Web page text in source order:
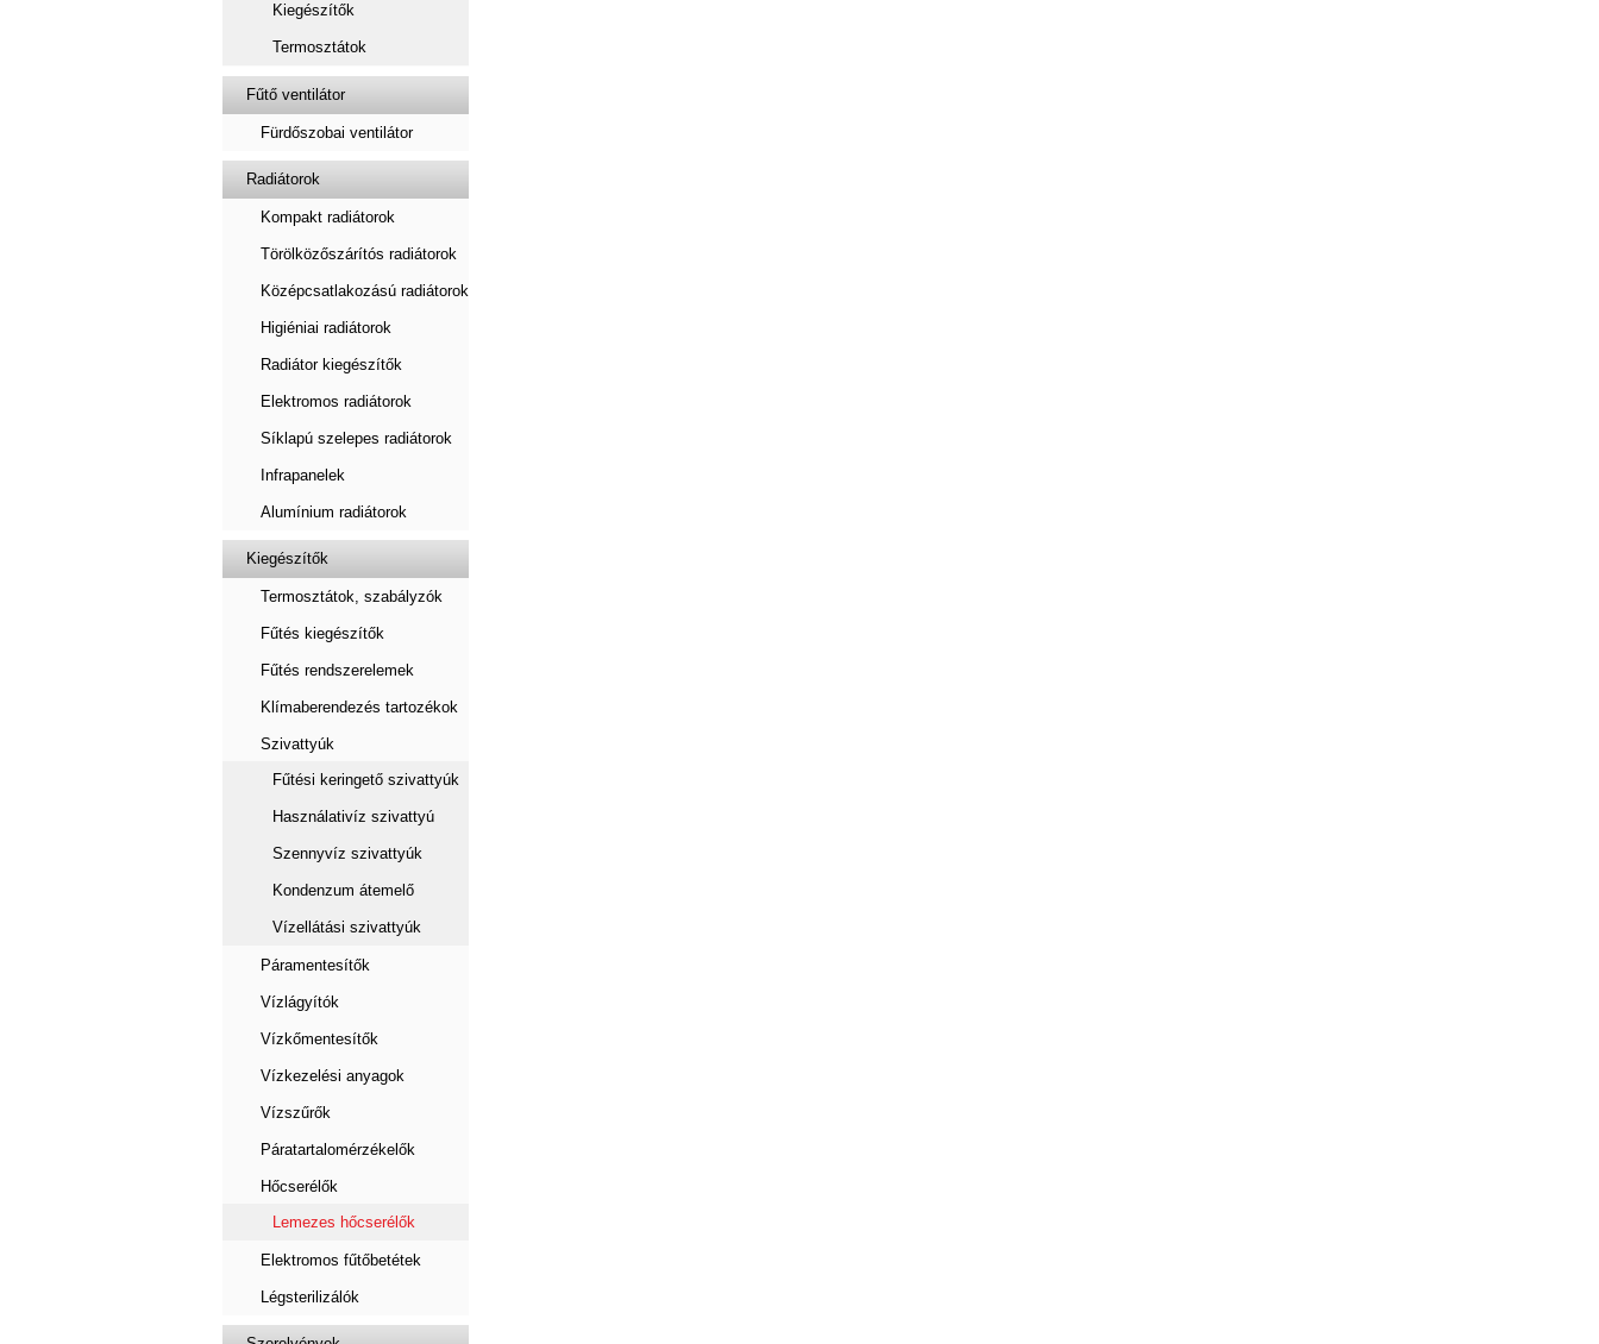
Kiegészítők
Termosztátok
Fűtő ventilátor
Fürdőszobai ventilátor
Radiátorok
Kompakt radiátorok
Törölközőszárítós radiátorok
Középcsatlakozású radiátorok
Higiéniai radiátorok
Radiátor kiegészítők
Elektromos radiátorok
Síklapú szelepes radiátorok
Infrapanelek
Alumínium radiátorok
Kiegészítők
Termosztátok, szabályzók
Fűtés kiegészítők
Fűtés rendszerelemek
Klímaberendezés tartozékok
Szivattyúk
Fűtési keringető szivattyúk
Használativíz szivattyú
Szennyvíz szivattyúk
Kondenzum átemelő
Vízellátási szivattyúk
Páramentesítők
Vízlágyítók
Vízkőmentesítők
Vízkezelési anyagok
Vízszűrők
Páratartalomérzékelők
Hőcserélők
Lemezes hőcserélők
Elektromos fűtőbetétek
Légsterilizálók